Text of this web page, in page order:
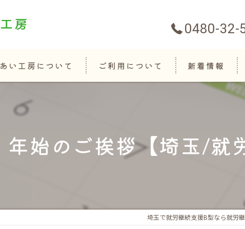
0480-32-
あい工房について ご利用について 新着情報
年始のご挨拶【埼玉/就
埼玉で就労継続支援B型なら就労